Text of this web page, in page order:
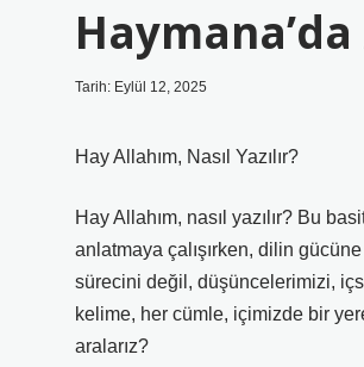
Tarih: Eylül 12, 2025
Hay Allahım, Nasıl Yazılır?
Hay Allahım, nasıl yazılır? Bu
anlatmaya çalışırken, dilin
sürecini değil, düşüncelerimizi,
kelime, her cümle, içimizde bir
aralarız?